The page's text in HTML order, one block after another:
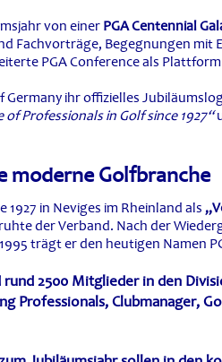
von einerPGA Centennial
Fachvorträge, Begegnungen
PGA Conference als
Germany ihr offizielles
of Professionals in Golf since 1927“
moderne Golfbranche
1927 in Neviges im Rheinland als
der Verband. Nach der
trägt er den heutigen Namen
rund2500 Mitgliederin den
Professionals, Clubmanager,